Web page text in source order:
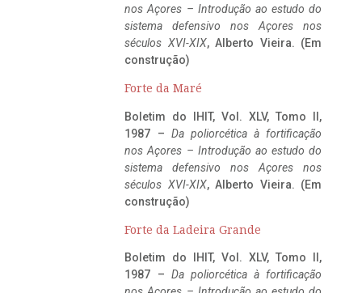
nos Açores – Introdução ao estudo do
sistema defensivo nos Açores nos
séculos XVI-XIX, Alberto Vieira. (Em
construção)
Forte da Maré
Boletim do IHIT, Vol. XLV, Tomo II,
1987 – Da poliorcética à fortificação
nos Açores – Introdução ao estudo do
sistema defensivo nos Açores nos
séculos XVI-XIX, Alberto Vieira. (Em
construção)
Forte da Ladeira Grande
Boletim do IHIT, Vol. XLV, Tomo II,
1987 – Da poliorcética à fortificação